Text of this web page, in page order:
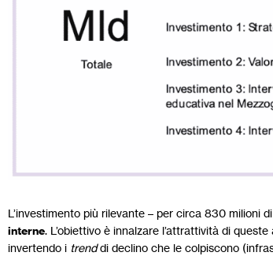
L’investimento più rilevante – per circa 830 milioni
interne. L’obiettivo è innalzare l’attrattività di
invertendo i trenddi declino che le colpiscono